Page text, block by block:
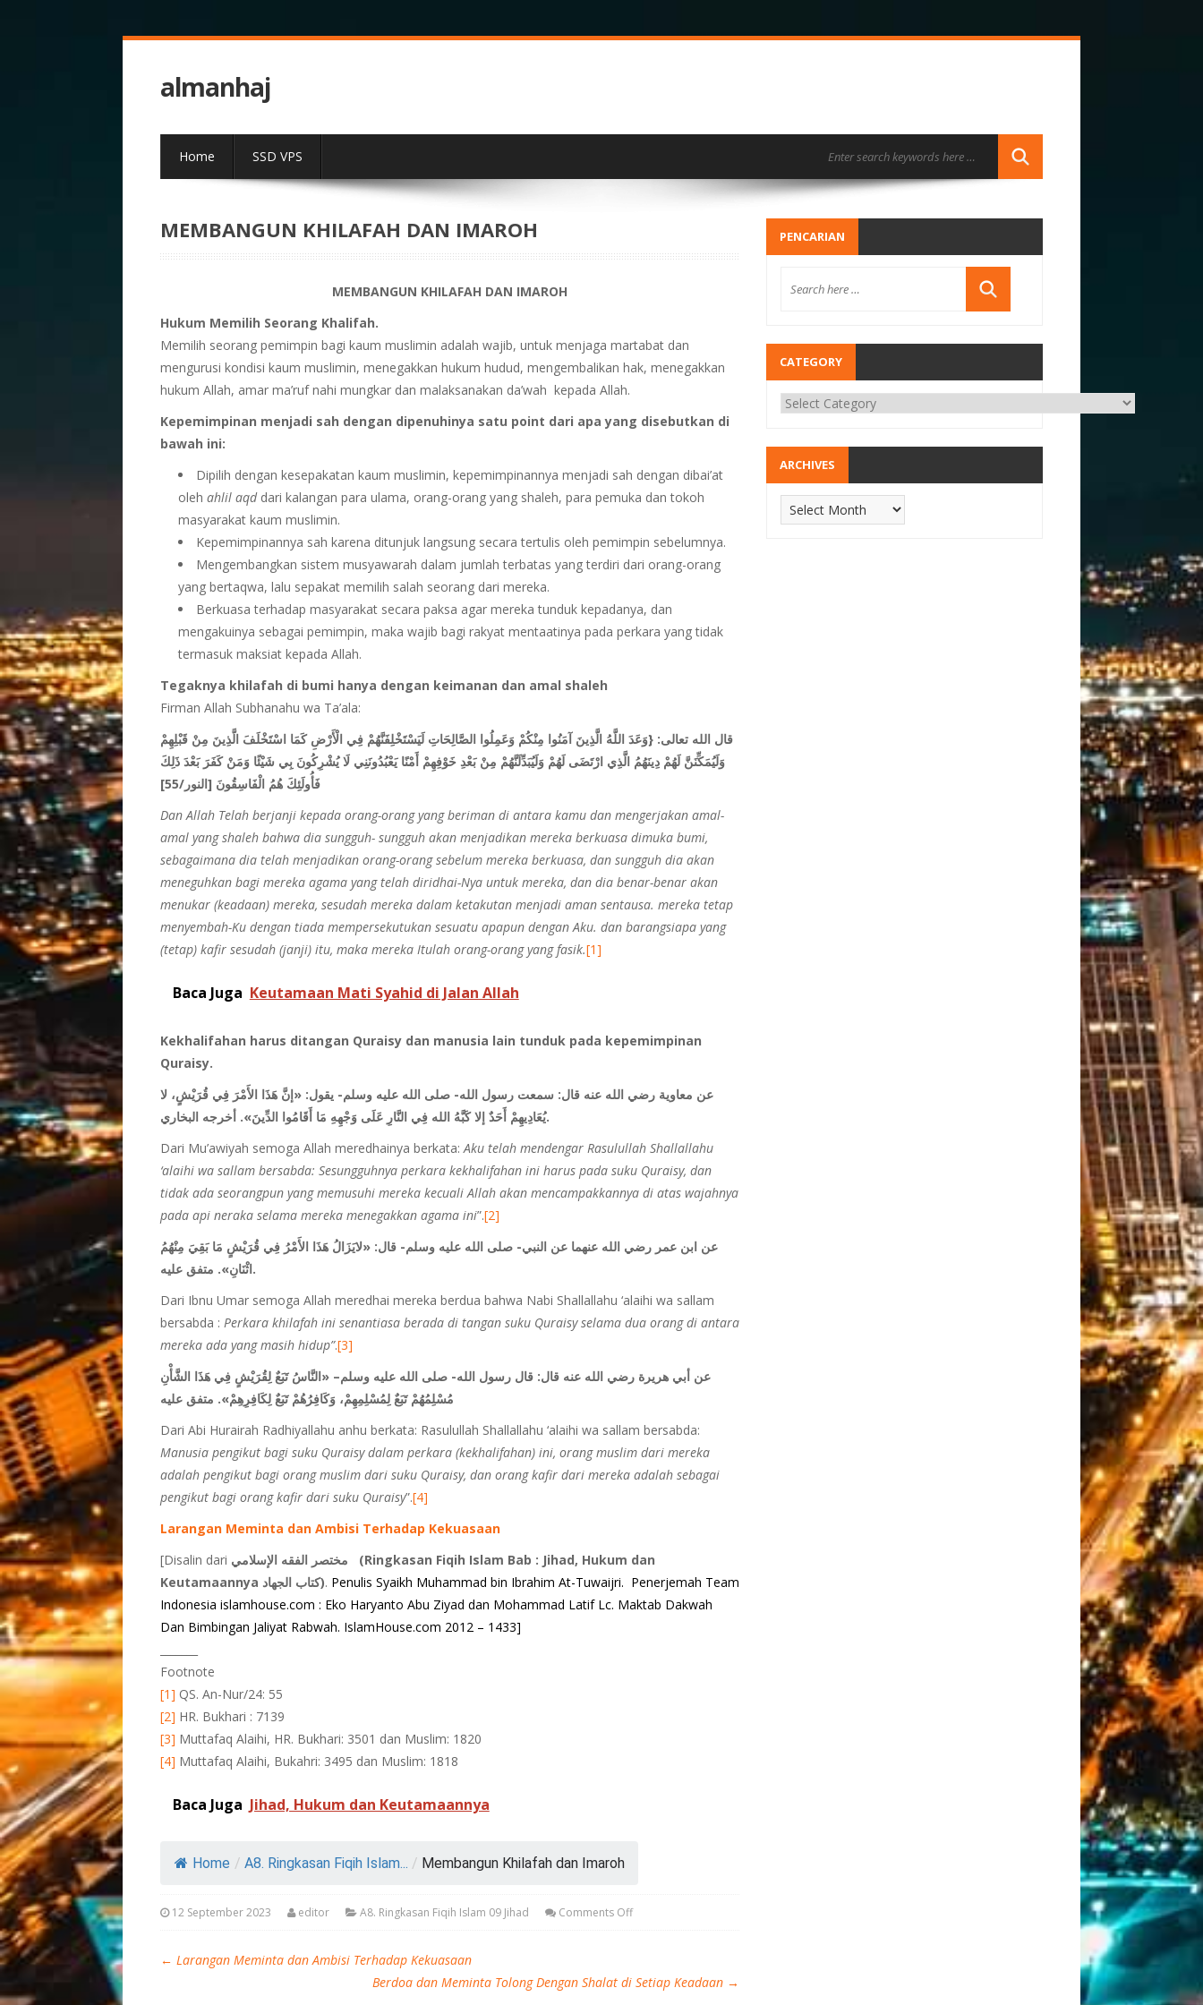
almanhaj
Home SSD VPS
MEMBANGUN KHILAFAH DAN IMAROH
MEMBANGUN KHILAFAH DAN IMAROH
Hukum Memilih Seorang Khalifah.
Memilih seorang pemimpin bagi kaum muslimin adalah wajib, untuk menjaga martabat dan
mengurusi kondisi kaum muslimin, menegakkan hukum hudud, mengembalikan hak, menegakkan
hukum Allah, amar ma’ruf nahi mungkar dan malaksanakan da’wah kepada Allah.
Kepemimpinan menjadi sah dengan dipenuhinya satu point dari apa yang disebutkan di
bawah ini:
Dipilih dengan kesepakatan kaum muslimin, kepemimpinannya menjadi sah dengan dibai’at
oleh ahlil aqddari kalangan para ulama, orang-orang yang shaleh, para pemuka dan tokoh
masyarakat kaum muslimin.
Kepemimpinannya sah karena ditunjuk langsung secara tertulis oleh pemimpin sebelumnya.
Mengembangkan sistem musyawarah dalam jumlah terbatas yang terdiri dari orang-orang
yang bertaqwa, lalu sepakat memilih salah seorang dari mereka.
Berkuasa terhadap masyarakat secara paksa agar mereka tunduk kepadanya, dan
mengakuinya sebagai pemimpin, maka wajib bagi rakyat mentaatinya pada perkara yang tidak
termasuk maksiat kepada Allah.
Tegaknya khilafah di bumi hanya dengan keimanan dan amal shaleh
Firman Allah Subhanahu wa Ta’ala:
قال الله تعالى: {وَعَدَ اللَّهُ الَّذِينَ آمَنُوا مِنْكُمْ وَعَمِلُوا الصَّالِحَاتِ لَيَسْتَخْلِفَنَّهُمْ فِي الْأَرْضِ كَمَا اسْتَخْلَفَ الَّذِينَ مِنْ قَبْلِهِمْ
وَلَيُمَكِّنَنَّ لَهُمْ دِينَهُمُ الَّذِي ارْتَضَى لَهُمْ وَلَيُبَدِّلَنَّهُمْ مِنْ بَعْدِ خَوْفِهِمْ أَمْنًا يَعْبُدُونَنِي لَا يُشْرِكُونَ بِي شَيْئًا وَمَنْ كَفَرَ بَعْدَ ذَلِكَ
فَأُولَئِكَ هُمُ الْفَاسِقُونَ [النور/55
]
Dan Allah Telah berjanji kepada orang-orang yang beriman di antara kamu dan mengerjakan amal-
amal yang shaleh bahwa dia sungguh- sungguh akan menjadikan mereka berkuasa dimuka bumi,
sebagaimana dia telah menjadikan orang-orang sebelum mereka berkuasa, dan sungguh dia akan
meneguhkan bagi mereka agama yang telah diridhai-Nya untuk mereka, dan dia benar-benar akan
menukar (keadaan) mereka, sesudah mereka dalam ketakutan menjadi aman sentausa. mereka tetap
menyembah-Ku dengan tiada mempersekutukan sesuatu apapun dengan Aku. dan barangsiapa yang
(tetap) kafir sesudah (janji) itu, maka mereka Itulah orang-orang yang fasik.[1]
Baca Juga Keutamaan Mati Syahid di Jalan Allah
Kekhalifahan harus ditangan Quraisy dan manusia lain tunduk pada kepemimpinan
Quraisy.
عن معاوية رضي الله عنه قال: سمعت رسول الله- صلى الله عليه وسلم- يقول: «إنَّ هَذَا الأَمْرَ فِي قُرَيْشٍ، لا
يُعَادِيهِمْ أَحَدٌ إلا كَبَّهُ الله فِي النَّارِ عَلَى وَجْهِهِ مَا أَقَامُوا الدِّينَ». أخرجه البخاري.
Dari Mu’awiyah semoga Allah meredhainya berkata: Aku telah mendengar Rasulullah Shallallahu
‘alaihi wa sallam bersabda: Sesungguhnya perkara kekhalifahan ini harus pada suku Quraisy, dan
tidak ada seorangpun yang memusuhi mereka kecuali Allah akan mencampakkannya di atas wajahnya
pada api neraka selama mereka menegakkan agama ini”.[2]
عن ابن عمر رضي الله عنهما عن النبي- صلى الله عليه وسلم- قال: «لايَزَالُ هَذَا الأَمْرُ فِي قُرَيْشٍ مَا بَقِيَ مِنْهُمُ
اثْنَانِ». متفق عليه.
Dari Ibnu Umar semoga Allah meredhai mereka berdua bahwa Nabi Shallallahu ‘alaihi wa sallam
bersabda : Perkara khilafah ini senantiasa berada di tangan suku Quraisy selama dua orang di antara
mereka ada yang masih hidup”.[3]
عن أبي هريرة رضي الله عنه قال: قال رسول الله- صلى الله عليه وسلم– «النَّاسُ تَبَعٌ لِقُرَيْشٍ فِي هَذَا الشَّأْنِ
مُسْلِمُهُمْ تَبَعٌ لِمُسْلِمِهِمْ، وَكَافِرُهُمْ تَبَعٌ لِكَافِرِهِمْ». متفق عليه
Dari Abi Hurairah Radhiyallahu anhu berkata: Rasulullah Shallallahu ‘alaihi wa sallam bersabda:
Manusia pengikut bagi suku Quraisy dalam perkara (kekhalifahan) ini, orang muslim dari mereka
adalah pengikut bagi orang muslim dari suku Quraisy, dan orang kafir dari mereka adalah sebagai
pengikut bagi orang kafir dari suku Quraisy”.[4]
Larangan Meminta dan Ambisi Terhadap Kekuasaan
[Disalin dari مختصر الفقه الإسلامي
(Ringkasan Fiqih Islam Bab : Jihad, Hukum dan
Keutamaannya كتاب الجهاد). Penulis Syaikh Muhammad bin Ibrahim At-Tuwaijri. Penerjemah Team
Indonesia islamhouse.com : Eko Haryanto Abu Ziyad dan Mohammad Latif Lc. Maktab Dakwah
Dan Bimbingan Jaliyat Rabwah. IslamHouse.com 2012 – 1433]
Footnote
[1] QS. An-Nur/24: 55
[2] HR. Bukhari : 7139
[3] Muttafaq Alaihi, HR. Bukhari: 3501 dan Muslim: 1820
[4] Muttafaq Alaihi, Bukahri: 3495 dan Muslim: 1818
Baca Juga Jihad, Hukum dan Keutamaannya
Home / A8. Ringkasan Fiqih Islam... / Membangun Khilafah dan Imaroh
12 September 2023 editor A8. Ringkasan Fiqih Islam 09 Jihad Comments Off
← Larangan Meminta dan Ambisi Terhadap Kekuasaan
Berdoa dan Meminta Tolong Dengan Shalat di Setiap Keadaan →
PENCARIAN
CATEGORY
ARCHIVES